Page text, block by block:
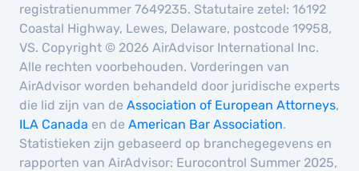
registratienummer 7649235. Statutaire zetel: 16192
Coastal Highway, Lewes, Delaware, postcode 19958,
VS. Copyright © 2026 AirAdvisor International Inc.
Alle rechten voorbehouden. Vorderingen van
AirAdvisor worden behandeld door juridische experts
die lid zijn van de Association of European Attorneys,
ILA Canada en de American Bar Association.
Statistieken zijn gebaseerd op branchegegevens en
rapporten van AirAdvisor: Eurocontrol Summer 2025,